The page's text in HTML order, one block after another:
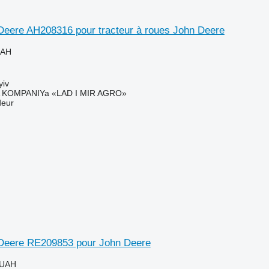
AH208316 pour tracteur à roues John Deere
«LAD I MIR AGRO»
RE209853 pour John Deere